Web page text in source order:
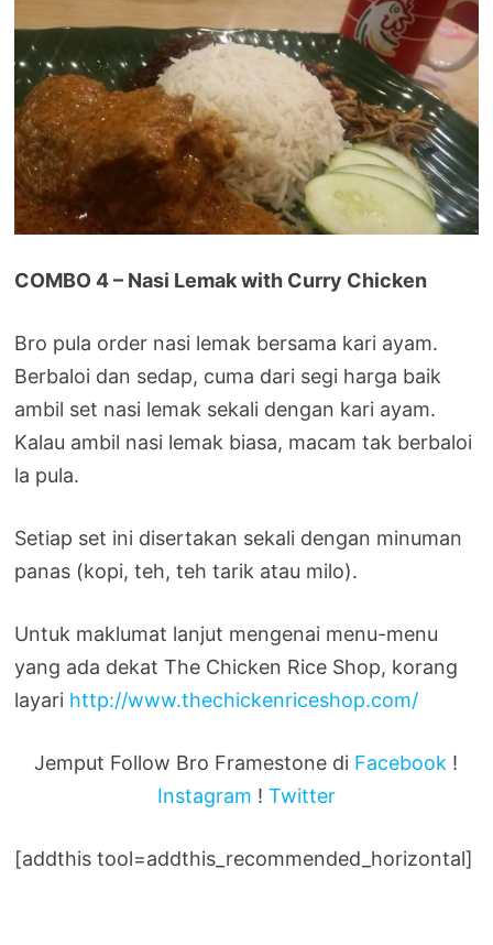
COMBO 4 – Nasi Lemak with Curry Chicken
Bro pula order nasi lemak bersama kari ayam.
Berbaloi dan sedap, cuma dari segi harga baik
ambil set nasi lemak sekali dengan kari ayam.
Kalau ambil nasi lemak biasa, macam tak berbaloi
la pula.
Setiap set ini disertakan sekali dengan minuman
panas (kopi, teh, teh tarik atau milo).
Untuk maklumat lanjut mengenai menu-menu
yang ada dekat The Chicken Rice Shop, korang
layari http://www.thechickenriceshop.com/
Jemput Follow Bro Framestone di Facebook !
Instagram ! Twitter
[addthis tool=addthis_recommended_horizontal]